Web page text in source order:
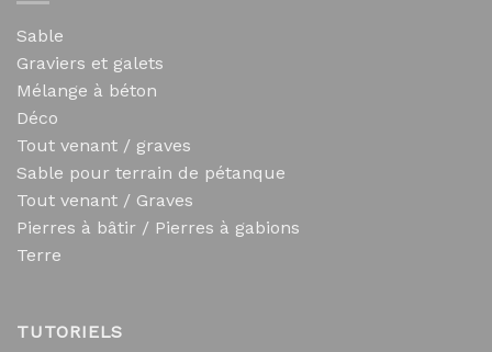
Sable
Graviers et galets
Mélange à béton
Déco
Tout venant / graves
Sable pour terrain de pétanque
Tout venant / Graves
Pierres à bâtir / Pierres à gabions
Terre
TUTORIELS